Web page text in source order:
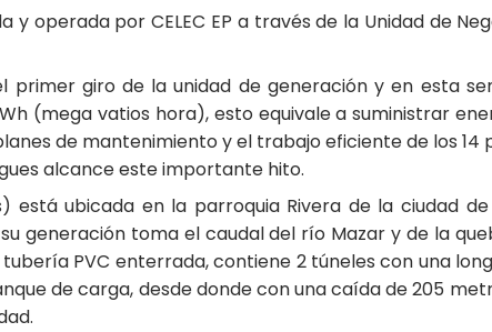
operada por CELEC EP a través de la Unidad de
primer giro de la unidad de generación y en esta
(mega vatios hora), esto equivale a suministrar
de mantenimiento y el trabajo eficiente de los
alcance este importante hito.
está ubicada en la parroquia Rivera de la ciudad
generación toma el caudal del río Mazar y de la
PVC enterrada, contiene 2 túneles con una
de carga, desde donde con una caída de 205